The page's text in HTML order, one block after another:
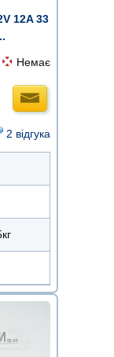
12A 33
Немає
2 відгука